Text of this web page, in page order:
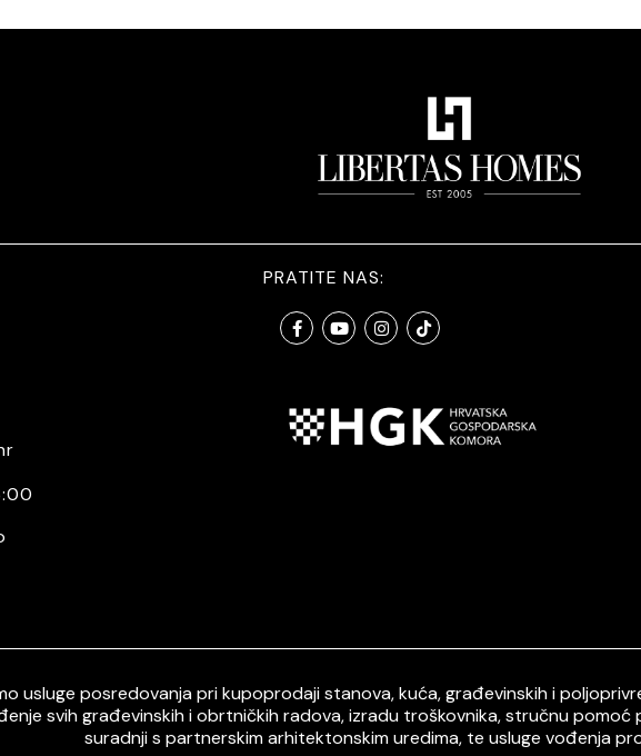
PRATITE NAS:
usluge posredovanja pri kupoprodaji stanova, kuća, građevinskih i
svih građevinskih i obrtničkih radova, izradu troškovnika, stručnu pomoć
suradnji s partnerskim arhitektonskim uredima, te usluge vođenja